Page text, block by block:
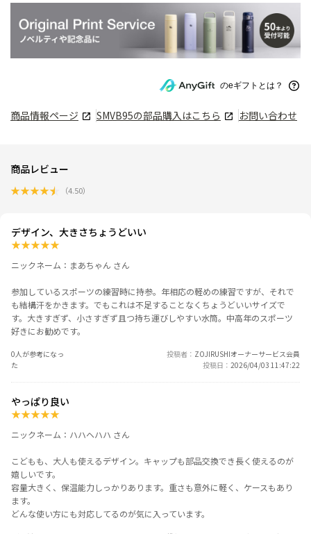
のeギフトとは？
商品情報ページ SMVB95の部品購入はこちら お問い合わせ
商品レビュー
★★★★★ （4.50）
デザイン、大きさちょうどいい
★★★★★
ニックネーム：まあちゃん さん
参加しているスポーツの練習時に持参。年相応の軽めの練習ですが、それで
も結構汗をかきます。でもこれは不足することなくちょうどいいサイズで
す。大きすぎず、小さすぎず且つ持ち運びしやすい水筒。中高年のスポーツ
好きにお勧めです。
0人が参考になっ
た
投稿者
ZOJIRUSHIオーナーサービス会員
投稿日
2026/04/03 11:47:22
やっぱり良い
★★★★★
ニックネーム：ハハヘハハ さん
こどもも、大人も使えるデザイン。キャップも部品交換でき長く使えるのが
嬉しいです。
容量大きく、保温能力しっかりあります。重さも意外に軽く、ケースもあり
ます。
どんな使い方にも対応してるのが気に入っています。